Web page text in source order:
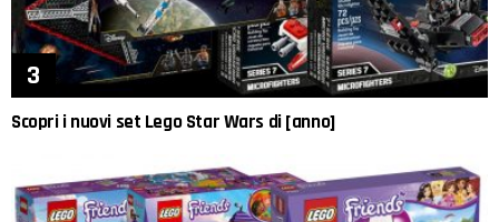
Scopri i nuovi set Lego Star Wars di [anno]